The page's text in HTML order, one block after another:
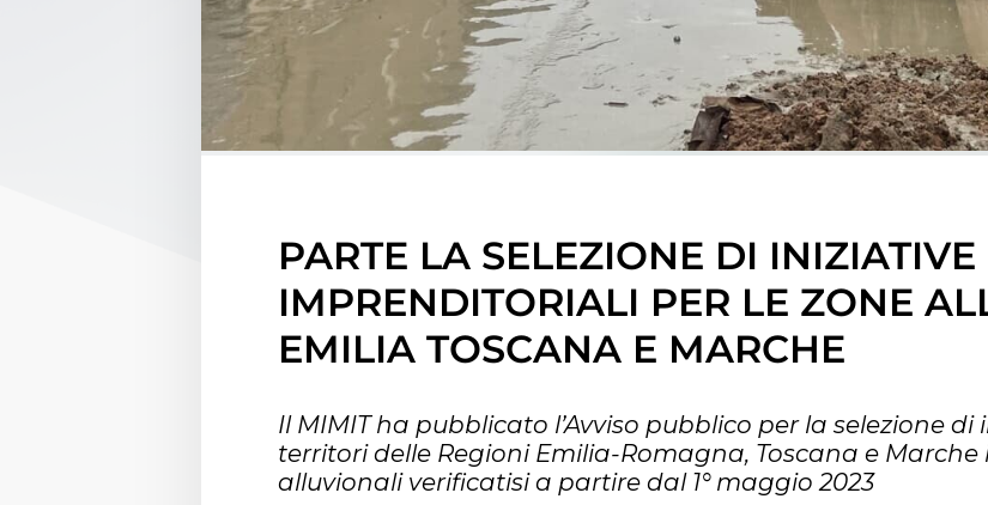
PARTE LA SELEZIONE DI INIZIATIVE
IMPRENDITORIALI PER LE ZONE
EMILIA TOSCANA E MARCHE
Il MIMIT ha pubblicato l’Avviso pubblico per la selezione
territori delle Regioni Emilia-Romagna, Toscana e
alluvionali verificatisi a partire dal 1° maggio 2023